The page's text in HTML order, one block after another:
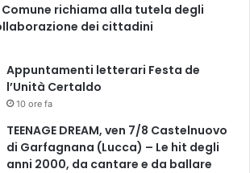
richiama alla tutela degli
dei cittadini
Appuntamenti letterari Festa de
l’Unità Certaldo
10 ore fa
TEENAGE DREAM, ven 7/8 Castelnuovo
di Garfagnana (Lucca) – Le hit degli
anni 2000, da cantare e da ballare